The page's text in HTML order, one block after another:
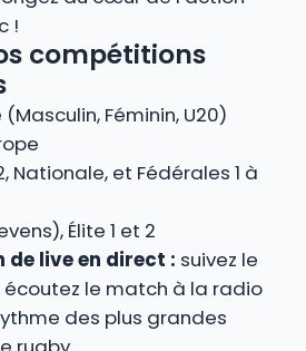
!
compétitions
(Masculin, Féminin, U20)
Nationale, et Fédérales 1 à
Élite 1 et 2
de live en direct : suivez le
écoutez le match à la radio
des plus grandes